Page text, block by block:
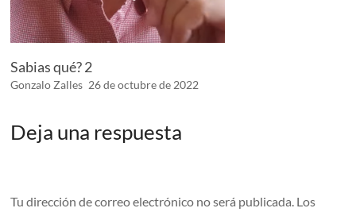
Sabias qué? 2
Gonzalo Zalles 26 de octubre de 2022
Deja una respuesta
Tu dirección de correo electrónico no será publicada. Los